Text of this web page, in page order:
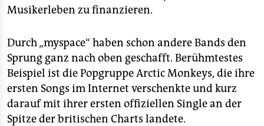
Musikerleben zu finanzieren.
Durch „myspace“ haben schon andere Bands den
Sprung ganz nach oben geschafft. Berühmtestes
Beispiel ist die Popgruppe Arctic Monkeys, die ihre
ersten Songs im Internet verschenkte und kurz
darauf mit ihrer ersten offiziellen Single an der
Spitze der britischen Charts landete.